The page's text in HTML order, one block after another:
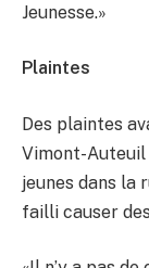
Jeunesse.»
Plaintes
Des plaintes
Vimont-
jeunes dans la
failli causer